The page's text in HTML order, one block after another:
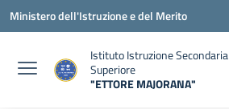
Vai ai contenuti
Vai al menu di navigazione
Vai al footer
Ministero dell'Istruzione e del Merito
Istituto Istruzione Secondaria
Superiore
"ETTORE MAJORANA"